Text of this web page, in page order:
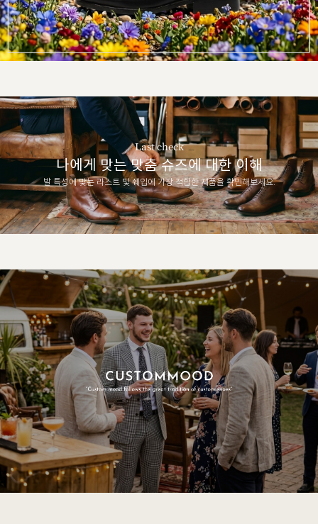
Last check
나에게 맞는 맞춤 슈즈에 대한 이해
발 특성에 맞는 라스트 및 쉐입에 가장 적합한 제품을 확인해보세요.